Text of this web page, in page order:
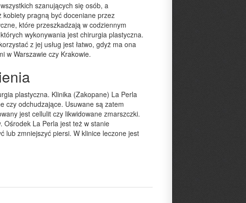
szanujących się osób, a
pragną być doceniane przez
które przeszkadzają w codziennym
wykonywania jest chirurgia plastyczna.
z jej usług jest łatwo, gdyż ma ona
w Warszawie czy Krakowie.
plastyczna. Klinika (Zakopane) La Perla
czy odchudzające. Usuwane są zatem
jest cellulit czy likwidowane zmarszczki.
Ośrodek La Perla jest też w stanie
lub zmniejszyć piersi. W klinice leczone jest